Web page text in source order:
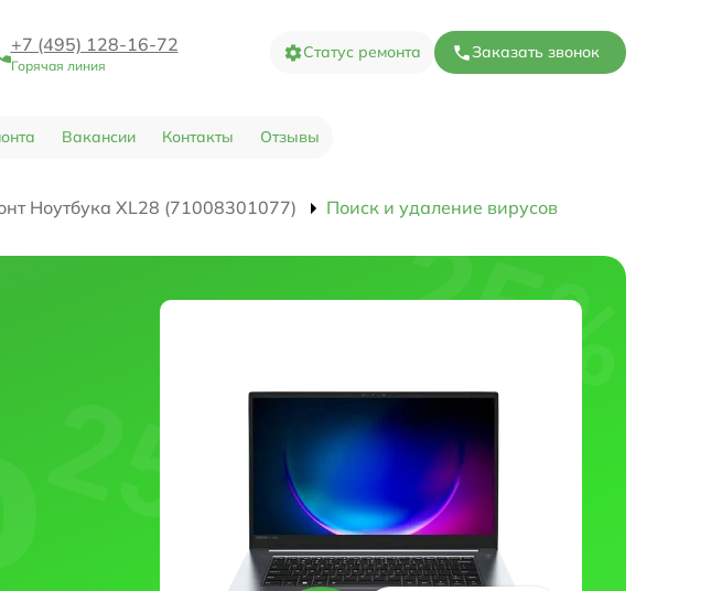
+7 (495) 128-16-72
Горячая линия
Статус ремонта Заказать звонок
Вакансии Контакты Отзывы
Ноутбука XL28 (71008301077) Поиск и удаление вирусов